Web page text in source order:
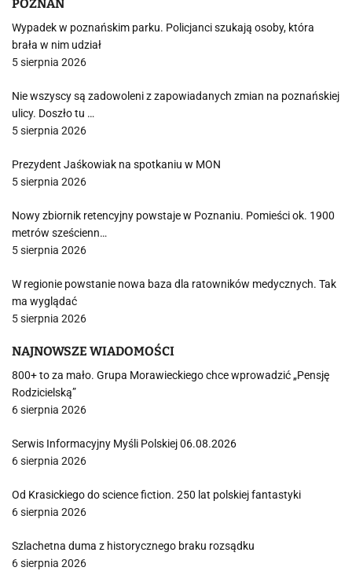
POZNAŃ
Wypadek w poznańskim parku. Policjanci szukają osoby, która
brała w nim udział
5 sierpnia 2026
Nie wszyscy są zadowoleni z zapowiadanych zmian na poznańskiej
ulicy. Doszło tu …
5 sierpnia 2026
Prezydent Jaśkowiak na spotkaniu w MON
5 sierpnia 2026
Nowy zbiornik retencyjny powstaje w Poznaniu. Pomieści ok. 1900
metrów sześcienn…
5 sierpnia 2026
W regionie powstanie nowa baza dla ratowników medycznych. Tak
ma wyglądać
5 sierpnia 2026
NAJNOWSZE WIADOMOŚCI
800+ to za mało. Grupa Morawieckiego chce wprowadzić „Pensję
Rodzicielską”
6 sierpnia 2026
Serwis Informacyjny Myśli Polskiej 06.08.2026
6 sierpnia 2026
Od Krasickiego do science fiction. 250 lat polskiej fantastyki
6 sierpnia 2026
Szlachetna duma z historycznego braku rozsądku
6 sierpnia 2026